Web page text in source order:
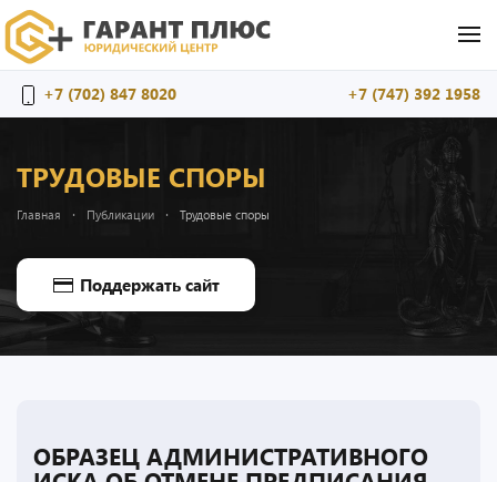
+7 (702) 847 8020 +7 (747) 392 1958
ТРУДОВЫЕ СПОРЫ
Главная Публикации Трудовые споры
Поддержать сайт
ОБРАЗЕЦ АДМИНИСТРАТИВНОГО